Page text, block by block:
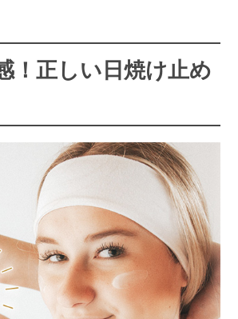
！正しい日焼け止め